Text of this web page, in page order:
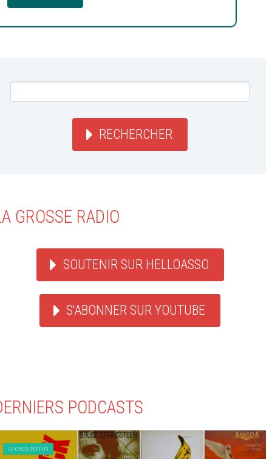
RECHERCHER
GROSSE RADIO
SOUTENIR SUR HELLOASSO
S'ABONNER SUR YOUTUBE
PODCASTS
LE GROS RIFFIFI